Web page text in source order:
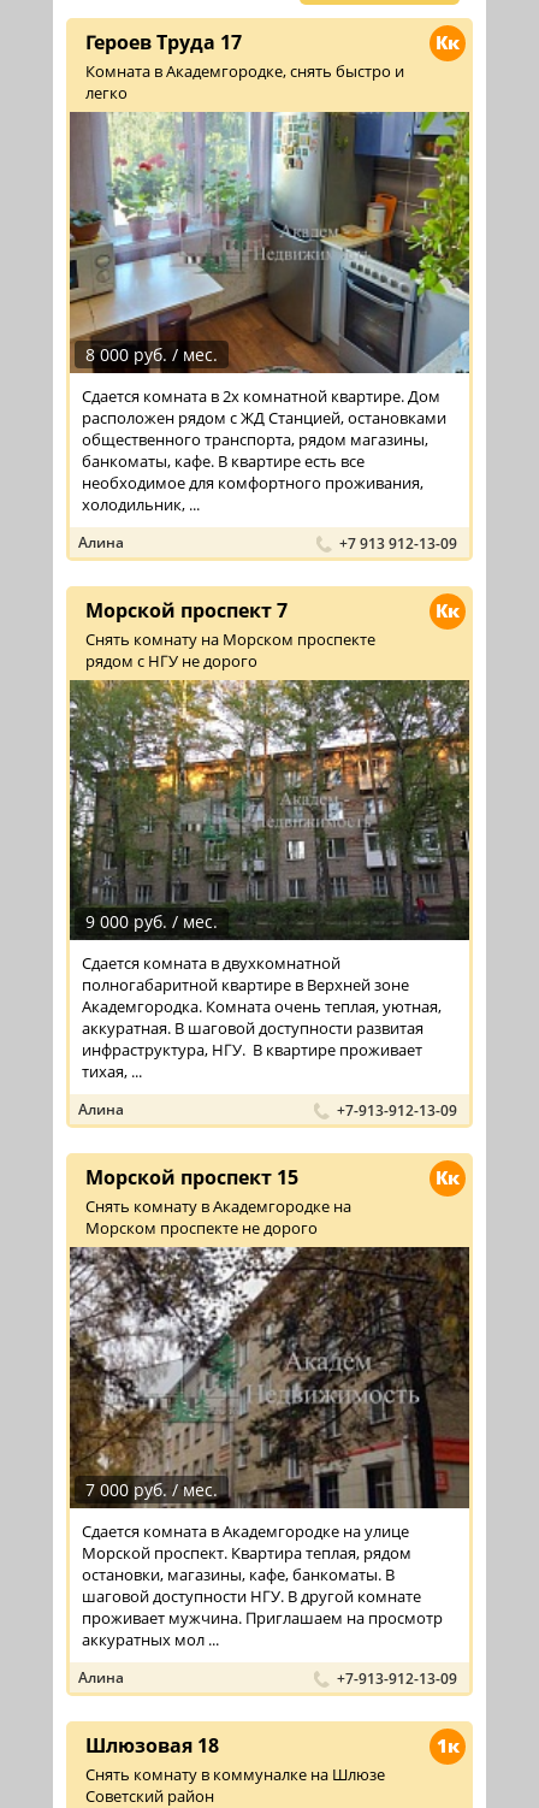
Кк
Героев Труда 17
Комната в Академгородке, снять быстро и
легко
8 000 руб. / мес.
Сдается комната в 2х комнатной квартире. Дом
расположен рядом с ЖД Станцией, остановками
общественного транспорта, рядом магазины,
банкоматы, кафе. В квартире есть все
необходимое для комфортного проживания,
холодильник, ...
Алина +7 913 912-13-09
Кк
Морской проспект 7
Снять комнату на Морском проспекте
рядом с НГУ не дорого
9 000 руб. / мес.
Сдается комната в двухкомнатной
полногабаритной квартире в Верхней зоне
Академгородка. Комната очень теплая, уютная,
аккуратная. В шаговой доступности развитая
инфраструктура, НГУ. В квартире проживает
тихая, ...
Алина +7-913-912-13-09
Кк
Морской проспект 15
Снять комнату в Академгородке на
Морском проспекте не дорого
7 000 руб. / мес.
Сдается комната в Академгородке на улице
Морской проспект. Квартира теплая, рядом
остановки, магазины, кафе, банкоматы. В
шаговой доступности НГУ. В другой комнате
проживает мужчина. Приглашаем на просмотр
аккуратных мол ...
Алина +7-913-912-13-09
1к
Шлюзовая 18
Снять комнату в коммуналке на Шлюзе
Советский район